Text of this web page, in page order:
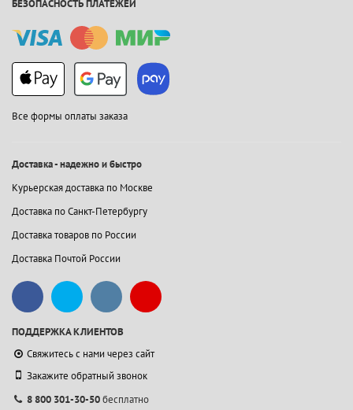
БЕЗОПАСНОСТЬ ПЛАТЕЖЕЙ
Все формы оплаты заказа
Доставка - надежно и быстро
Курьерская доставка по Москве
Доставка по Санкт-Петербургу
Доставка товаров по России
Доставка Почтой России
ПОДДЕРЖКА КЛИЕНТОВ
Свяжитесь с нами через сайт
Закажите обратный звонок
8 800 301-30-50бесплатно